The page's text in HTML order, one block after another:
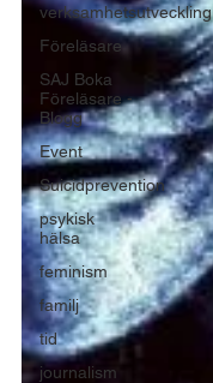
verksamhetsutveckling
Föreläsare
SAJ Boka
Föreläsare -
Blogg
Event
Suicidprevention
psykisk
hälsa
feminism
familj
tid
journalism